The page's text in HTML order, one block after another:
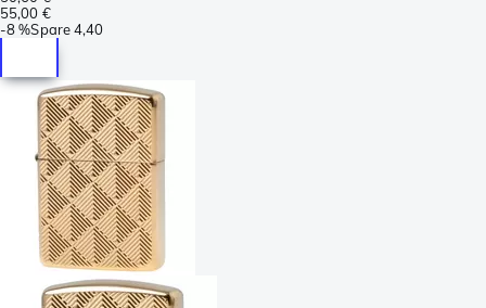
55,00 €
-8 %Spare4,40